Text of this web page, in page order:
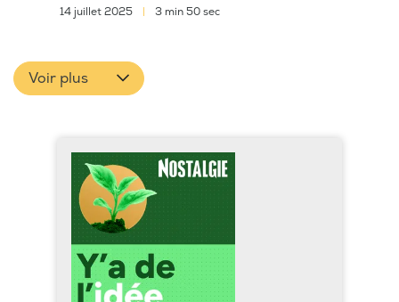
14 juillet 2025 3 min 50 sec
Voir plus